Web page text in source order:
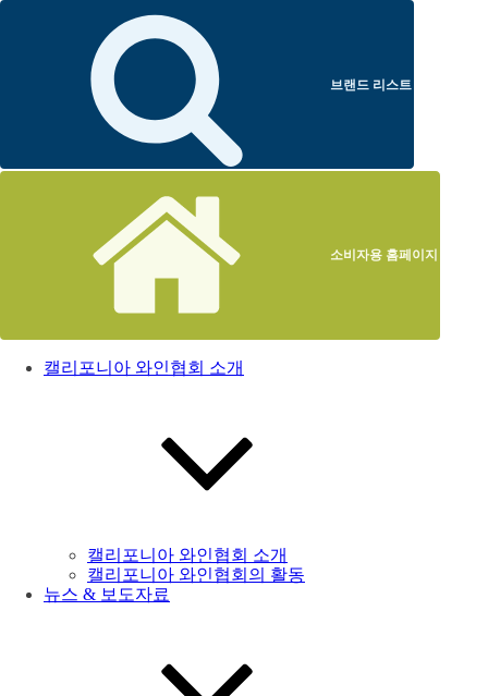
브랜드 리스트
소비자용 홈페이지
캘리포니아 와인협회 소개
캘리포니아 와인협회 소개
캘리포니아 와인협회의 활동
뉴스 & 보도자료